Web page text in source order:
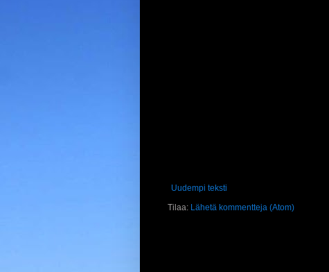
Uudempi teksti
Tilaa: Lähetä kommentteja (Atom)